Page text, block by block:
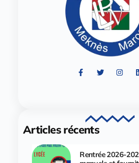
Articles récents
Rentrée 2026-